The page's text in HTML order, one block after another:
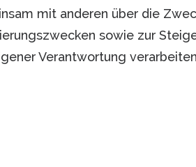
mit anderen über die
sowie zur
Verantwortung